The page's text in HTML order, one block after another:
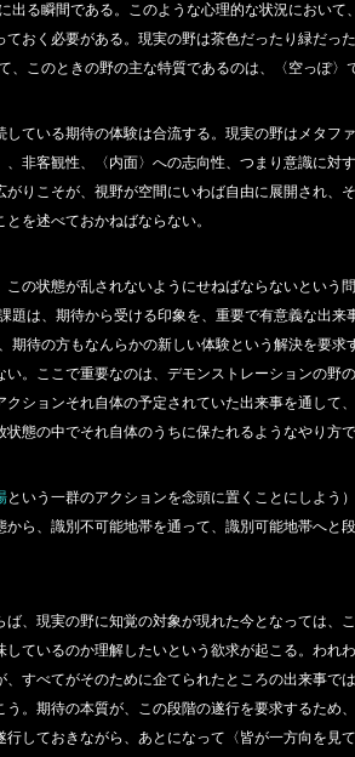
る瞬間である。このような心理的な状況において
おく必要がある。現実の野は茶色だったり緑だっ
このときの野の主な特質であるのは、〈空っぽ〉
ている期待の体験は合流する。現実の野はメタフ
非客観性、〈内面〉への志向性、つまり意識に対
りこそが、視野が空間にいわば自由に展開され、
を述べておかねばならない。
の状態が乱されないようにせねばならないという
は、期待から受ける印象を、重要で有意義な出来
期待の方もなんらかの新しい体験という解決を要
。ここで重要なのは、デモンストレーションの野
ションそれ自体の予定されていた出来事を通して
態の中でそれ自体のうちに保たれるようなやり方で
という一群のアクションを念頭に置くことにしよう
ら、識別不可能地帯を通って、識別可能地帯へと
、現実の野に知覚の対象が現れた今となっては、
ているのか理解したいという欲求が起こる。われ
すべてがそのために企てられたところの出来事で
。期待の本質が、この段階の遂行を要求するため
しておきながら、あとになって〈皆が一方向を見